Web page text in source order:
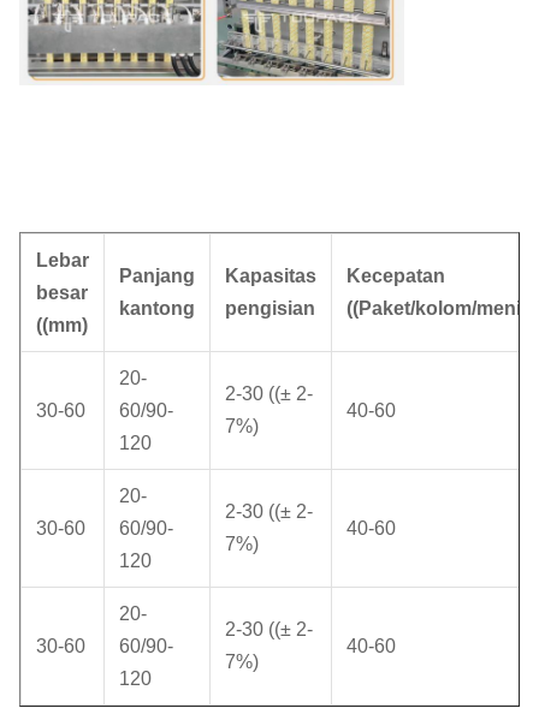
Lebar
besar
((mm)
Panjang
kantong
Kapasitas
pengisian
Kecepatan
((Paket/kolom/menit)
30-60
20-
60/90-
120
2-30 ((± 2-
7%)
40-60
30-60
20-
60/90-
120
2-30 ((± 2-
7%)
40-60
30-60
20-
60/90-
120
2-30 ((± 2-
7%)
40-60